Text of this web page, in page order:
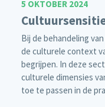
5 OKTOBER 2024
Bij de behandeling
de culturele context
begrijpen. In deze
culturele dimensies
toe te passen in de